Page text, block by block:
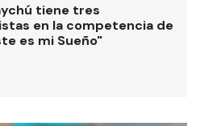
tiene tres
en la competencia de
es mi Sueño"